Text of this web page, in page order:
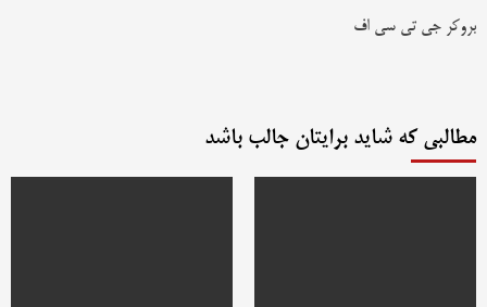
بروکر جی تی سی اف
مطالبی که شاید برایتان جالب باشد